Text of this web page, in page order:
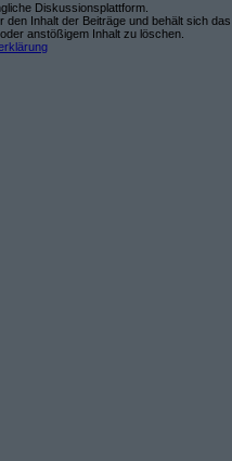
Diskussionsplattform.
den Inhalt der Beiträge und behält sich das
anstößigem Inhalt zu löschen.